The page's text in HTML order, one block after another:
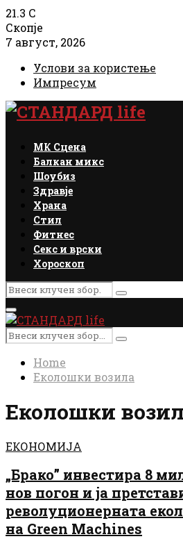
21.3 C
Скопје
7 август, 2026
Услови за користење
Импресум
Facebook
Instagram
Email
Rss
МК Сцена
Балкан микс
Шоубиз
Здравје
Храна
Стил
Фитнес
Секс и врски
Хороскоп
Search
for:
Search
Primary
Menu
Search
for:
Search
Home
Еколошки возила
Еколошки
ЕКОНОМИЈА
„Брако” инвестира 8
нов погон и ја
револуционерната
на Green Machines